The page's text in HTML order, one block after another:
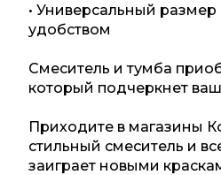
• Универсальный
удобством
Смеситель и тумба
который подчеркнет ваш
Приходите в магазины
стильный смеситель и
заиграет новыми